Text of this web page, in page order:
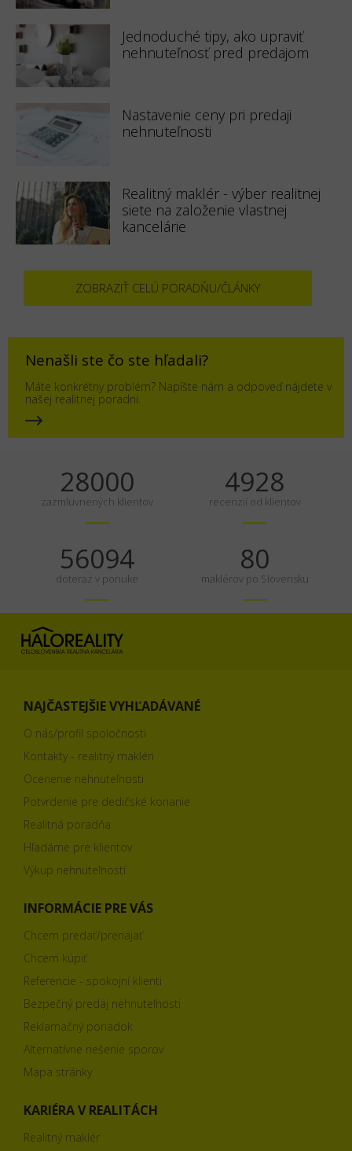
Jednoduché tipy, ako upraviť
nehnuteľnosť pred predajom
Nastavenie ceny pri predaji
nehnuteľnosti
Realitný maklér - výber realitnej
siete na založenie vlastnej
kancelárie
ZOBRAZIŤ CELÚ PORADŇU/ČLÁNKY
Nenašli ste čo ste hľadali?
Máte konkrétny problém? Napíšte nám a odpoveď nájdete v
našej realitnej poradni.
35000
zazmluvnených klientov
6160
recenzií od klientov
70118
doteraz v ponuke
100
maklérov po Slovensku
NAJČASTEJŠIE VYHĽADÁVANÉ
O nás/profil spoločnosti
Kontakty - realitný makléri
Ocenenie nehnuteľnosti
Potvrdenie pre dedičské konanie
Realitná poradňa
Hľadáme pre klientov
Výkup nehnuteľností
INFORMÁCIE PRE VÁS
Chcem predať/prenajať
Chcem kúpiť
Referencie - spokojní klienti
Bezpečný predaj nehnuteľnosti
Reklamačný poriadok
Alternatívne riešenie sporov
Mapa stránky
KARIÉRA V REALITÁCH
Realitný maklér